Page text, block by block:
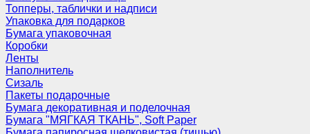
Топперы, таблички и надписи
Упаковка для подарков
Бумага упаковочная
Коробки
Ленты
Наполнитель
Сизаль
Пакеты подарочные
Бумага декоративная и поделочная
Бумага "МЯГКАЯ ТКАНЬ", Soft Paper